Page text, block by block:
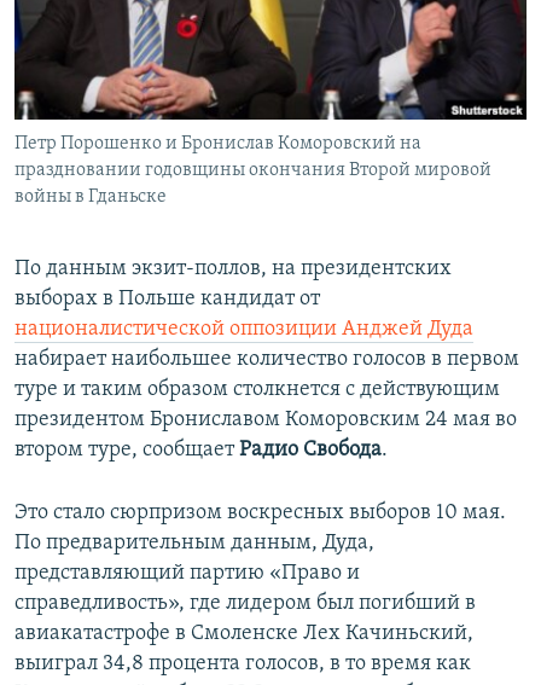
ПОБЕДИТЕЛЕЙ НЕ СУДЯТ?
КРЫМ.НЕПОКОРЕННЫЙ
ELIFBE
УКРАИНСКАЯ ПРОБЛЕМА КРЫМА
ПРИСОЕДИНЯЙТЕСЬ!
Все сайты RFE/RL
Петр Порошенко и Бронислав Коморовский на
праздновании годовщины окончания Второй мировой
войны в Гданьске
По данным экзит-поллов, на президентских
выборах в Польше кандидат от
националистической оппозиции Анджей Дуда
набирает наибольшее количество голосов в первом
туре и таким образом столкнется с действующим
президентом Брониславом Коморовским 24 мая во
втором туре, сообщаетРадио Свобода.
Это стало сюрпризом воскресных выборов 10 мая.
По предварительным данным, Дуда,
представляющий партию «Право и
справедливость», где лидером был погибший в
авиакатастрофе в Смоленске Лех Качиньский,
выиграл 34,8 процента голосов, в то время как